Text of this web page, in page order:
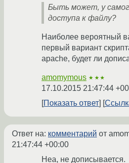
Быть может, у
доступа к файлу?
Наиболее вероятный
первый вариант
apache, будет ли
amomymous ★★★
17.10.2015 21:47:44
Показать ответ
Ответ на: комментарий от
21:47:44 +00:00
Неа, не дописывается.